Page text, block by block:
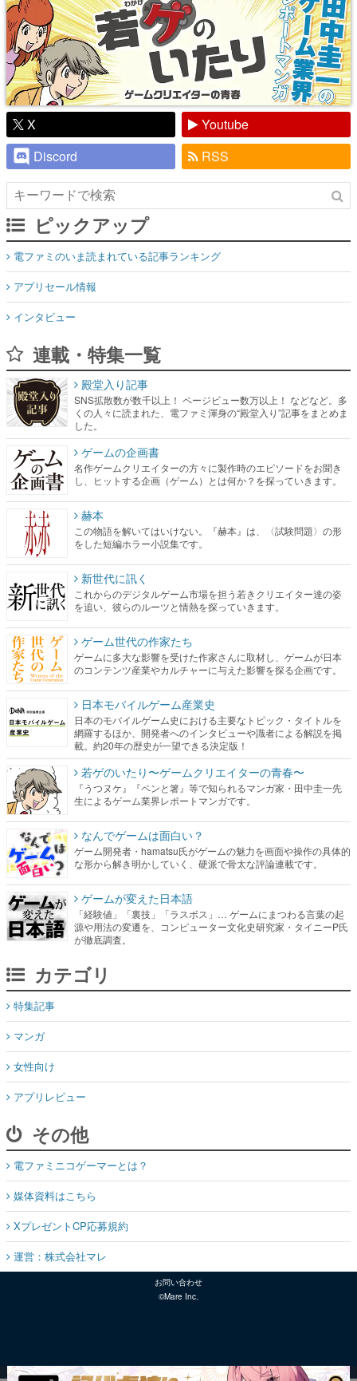
X
Youtube
Discord
RSS
ピックアップ
電ファミのいま読まれている記事ランキング
アプリセール情報
インタビュー
連載・特集一覧
殿堂入り記事
SNS拡散数が数千以上！ ページビュー数万以上！ などなど。多
くの人々に読まれた、電ファミ渾身の“殿堂入り”記事をまとめま
した。
ゲームの企画書
名作ゲームクリエイターの方々に製作時のエピソードをお聞き
し、ヒットする企画（ゲーム）とは何か？を探っていきます。
赫本
この物語を解いてはいけない。『赫本』は、〈試験問題〉の形
をした短編ホラー小説集です。
新世代に訊く
これからのデジタルゲーム市場を担う若きクリエイター達の姿
を追い、彼らのルーツと情熱を探っていきます。
ゲーム世代の作家たち
ゲームに多大な影響を受けた作家さんに取材し、ゲームが日本
のコンテンツ産業やカルチャーに与えた影響を探る企画です。
日本モバイルゲーム産業史
日本のモバイルゲーム史における主要なトピック・タイトルを
網羅するほか、開発者へのインタビューや識者による解説を掲
載。約20年の歴史が一望できる決定版！
若ゲのいたり〜ゲームクリエイターの青春〜
『うつヌケ』『ペンと箸』等で知られるマンガ家・田中圭一先
生によるゲーム業界レポートマンガです。
なんでゲームは面白い？
ゲーム開発者・hamatsu氏がゲームの魅力を画面や操作の具体的
な形から解き明かしていく、硬派で骨太な評論連載です。
ゲームが変えた日本語
「経験値」「裏技」「ラスボス」… ゲームにまつわる言葉の起
源や用法の変遷を、コンピューター文化史研究家・タイニーP氏
が徹底調査。
カテゴリ
特集記事
マンガ
女性向け
アプリレビュー
その他
電ファミニコゲーマーとは？
媒体資料はこちら
XプレゼントCP応募規約
運営：株式会社マレ
お問い合わせ
©Mare Inc.